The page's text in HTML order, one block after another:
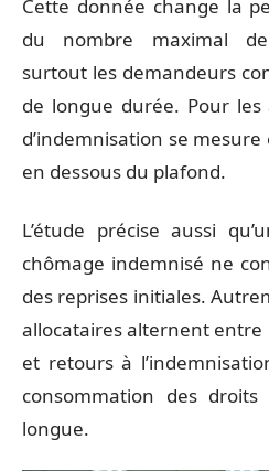
Cette donnée change la
du nombre maximal
surtout les demandeurs
de longue durée. Pour
d’indemnisation se
en dessous du plafond.
L’étude précise aussi
chômage indemnisé ne
des reprises initiales.
allocataires alternent entre
et retours à
consommation des
longue.